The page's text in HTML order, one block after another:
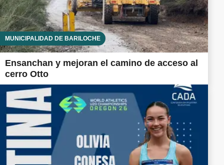
MUNICIPALIDAD DE BARILOCHE
Ensanchan y mejoran el camino de acceso al
cerro Otto